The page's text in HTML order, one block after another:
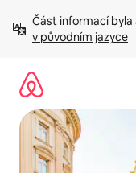
obsah
Část informací
v původním jazyce